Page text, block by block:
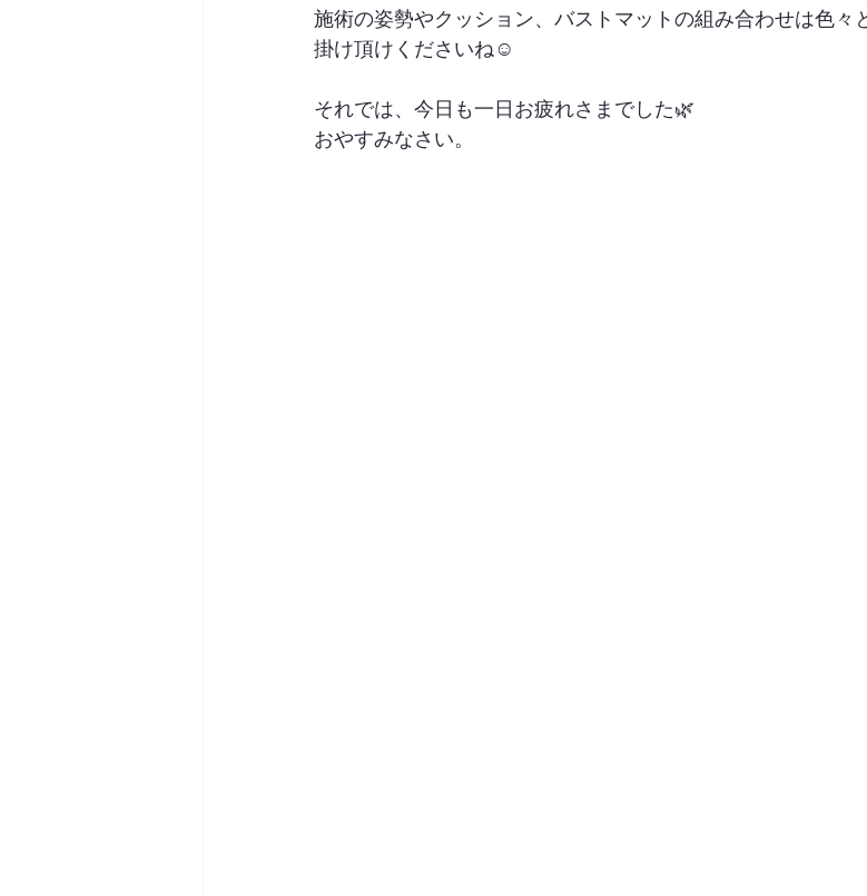
施術の姿勢やクッション、バストマットの組み合わせは色々
掛け頂けくださいね☺️
それでは、今日も一日お疲れさまでした🌿
おやすみなさい。